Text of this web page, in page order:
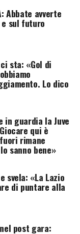
Abbate avverte
sul futuro
sta: «Gol di
Lo dico
in guardia la Juve
qui è
rimane
sanno bene»
svela: «La Lazio
di puntare alla
post gara: